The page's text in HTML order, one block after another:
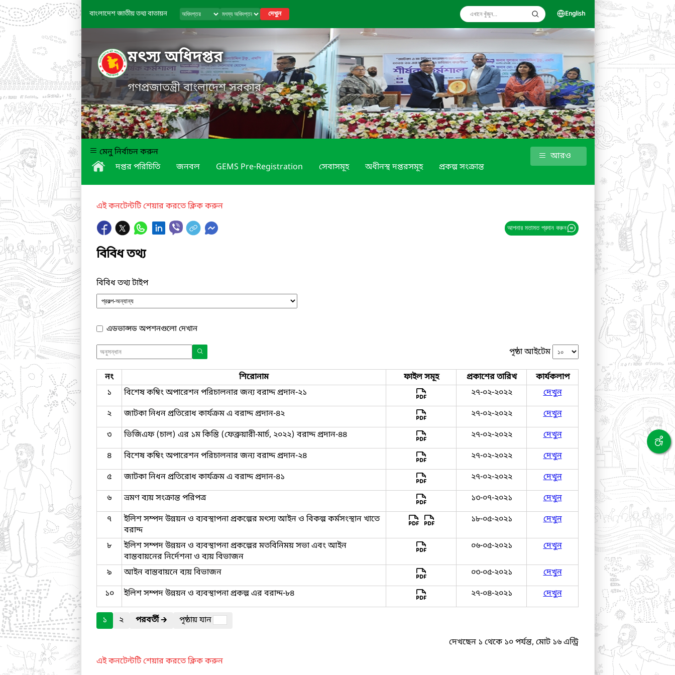
বাংলাদেশ জাতীয় তথ্য বাতায়ন দেখুন English
মৎস্য অধিদপ্তর
গণপ্রজাতন্ত্রী বাংলাদেশ সরকার
মেনু নির্বাচন করুন
দপ্তর পরিচিতি
জনবল GEMS Pre-Registration সেবাসমূহ অধীনস্থ দপ্তরসমূহ প্রকল্প সংক্রান্ত
আরও
এই কনটেন্টটি শেয়ার করতে ক্লিক করুন
আপনার মতামত প্রদান করুন
বিবিধ তথ্য
বিবিধ তথ্য টাইপ
এডভান্সড অপশনগুলো দেখান
পৃষ্ঠা আইটেম
নং শিরোনাম ফাইল সমূহ প্রকাশের তারিখ
কার্যকলাপ
১
বিশেষ কম্বিং অপারেশন পরিচালনার জন্য বরাদ্দ প্রদান-২১ ২৭-০২-২০২২
দেখুন
২
জাটকা নিধন প্রতিরোধ কার্যক্রম এ বরাদ্দ প্রদান-৪২ ২৭-০২-২০২২
দেখুন
৩
ভিজিএফ (চাল) এর ১ম কিস্তি (ফেব্রুয়ারী-মার্চ, ২০২২) বরাদ্দ প্রদান-৪৪ ২৭-০২-২০২২
দেখুন
৪
বিশেষ কম্বিং অপারেশন পরিচালনার জন্য বরাদ্দ প্রদান-২৪ ২৭-০২-২০২২
দেখুন
৫
জাটকা নিধন প্রতিরোধ কার্যক্রম এ বরাদ্দ প্রদান-৪১ ২৭-০২-২০২২
দেখুন
৬
ভ্রমণ ব্যয় সংক্রান্ত পরিপত্র ১৩-০৭-২০২১
দেখুন
৭
ইলিশ সম্পদ উন্নয়ন ও ব্যবস্থাপনা প্রকল্পের মৎস্য আইন ও বিকল্প কর্মসংস্থান খাতে
বরাদ্দ
১৮-০৫-২০২১ দেখুন
৮
ইলিশ সম্পদ উন্নয়ন ও ব্যবস্থাপনা প্রকল্পের মতবিনিময় সভা এবং আইন
বাস্তবায়নের নির্দেশনা ও ব্যয় বিভাজন
০৬-০৫-২০২১ দেখুন
৯ আইন বাস্তবায়নে ব্যয় বিভাজন ০৩-০৫-২০২১
দেখুন
১০
ইলিশ সম্পদ উন্নয়ন ও ব্যবস্থাপনা প্রকল্প এর বরাদ্দ-৮৪ ২৭-০৪-২০২১ দেখুন
১ ২ পরবর্তী🡲
পৃষ্ঠায় যান
দেখছেন ১ থেকে ১০ পর্যন্ত, মোট ১৬ এন্ট্রি
এই কনটেন্টটি শেয়ার করতে ক্লিক করুন